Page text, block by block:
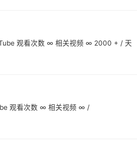
观看次数 ∞ 相关视频 ∞ 2000 + / 天
观看次数 ∞ 相关视频 ∞ /